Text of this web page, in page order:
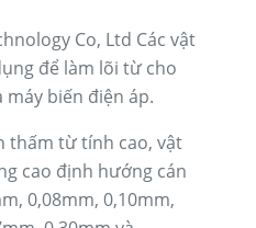
Co, Ltd Các vật
để làm lõi từ cho
máy biến điện áp.
thấm từ tính cao, vật
cao định hướng cán
0,08mm, 0,10mm,